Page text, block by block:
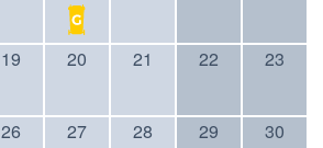
19 20 21 22 23
26 27 28 29 30